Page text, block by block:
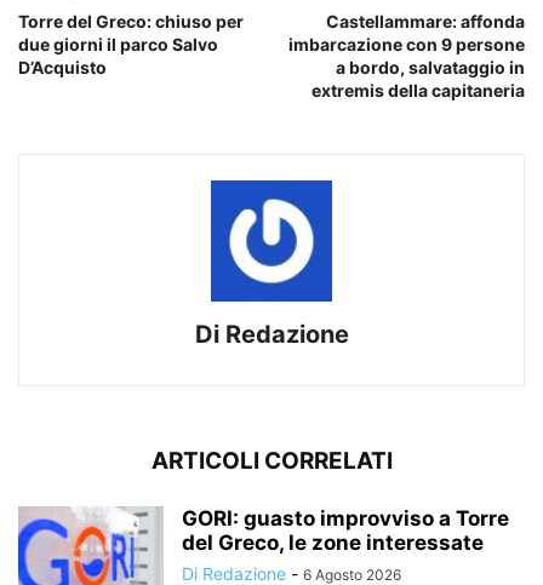
Torre del Greco: chiuso per
due giorni il parco Salvo
D’Acquisto
Castellammare: affonda
imbarcazione con 9 persone
a bordo, salvataggio in
extremis della capitaneria
Di Redazione
ARTICOLI CORRELATI
GORI: guasto improvviso a Torre
del Greco, le zone interessate
Di Redazione - 6 Agosto 2026